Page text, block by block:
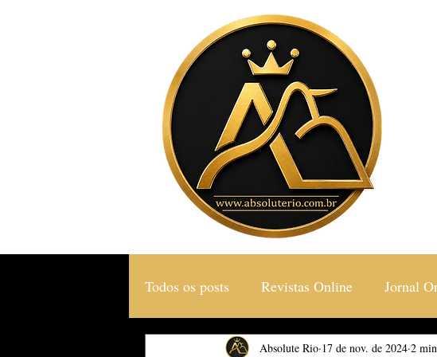
Todos os posts Revistas Online Jornal
Gastronomia & Turismo Social &
Absolute Rio 17 de nov. de 2024 2